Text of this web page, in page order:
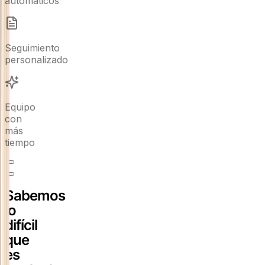
Seguimiento
personalizado
Equipo
con
más
tiempo
Sabemos
lo
difícil
que
es